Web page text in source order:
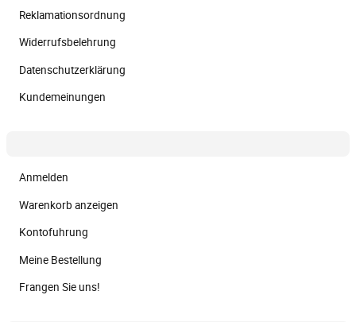
Reklamationsordnung
Widerrufsbelehrung
Datenschutzerklärung
Kundemeinungen
Anmelden
Warenkorb anzeigen
Kontofuhrung
Meine Bestellung
Frangen Sie uns!